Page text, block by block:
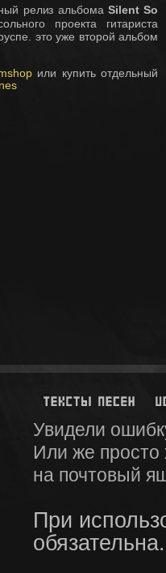
релиз альбома Silent So
проекта гитариста
это уже второй альбом
или купить отдельный
Увидели
Или же просто
на почтовый
При